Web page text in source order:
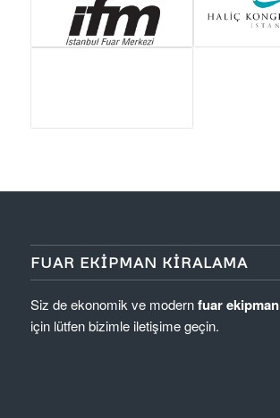
FUAR EKIPMAN KIRALAMA
Siz de ekonomik ve modernfuar
için lütfen bizimle iletişime geçin.